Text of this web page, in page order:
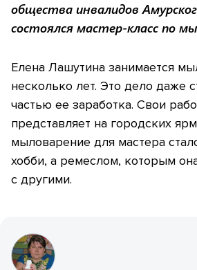
общества инвалидов
состоялся мастер-класс по
Елена Лашутина занимается
несколько лет. Это дело даже
частью ее заработка. Свои
представляет на городских
мыловарение для мастера
хобби, а ремеслом, которым
с другими.